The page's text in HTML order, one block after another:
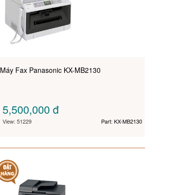
Máy Fax Panasonic KX-MB2130
5,500,000đ
View: 51229 Part: KX-MB2130